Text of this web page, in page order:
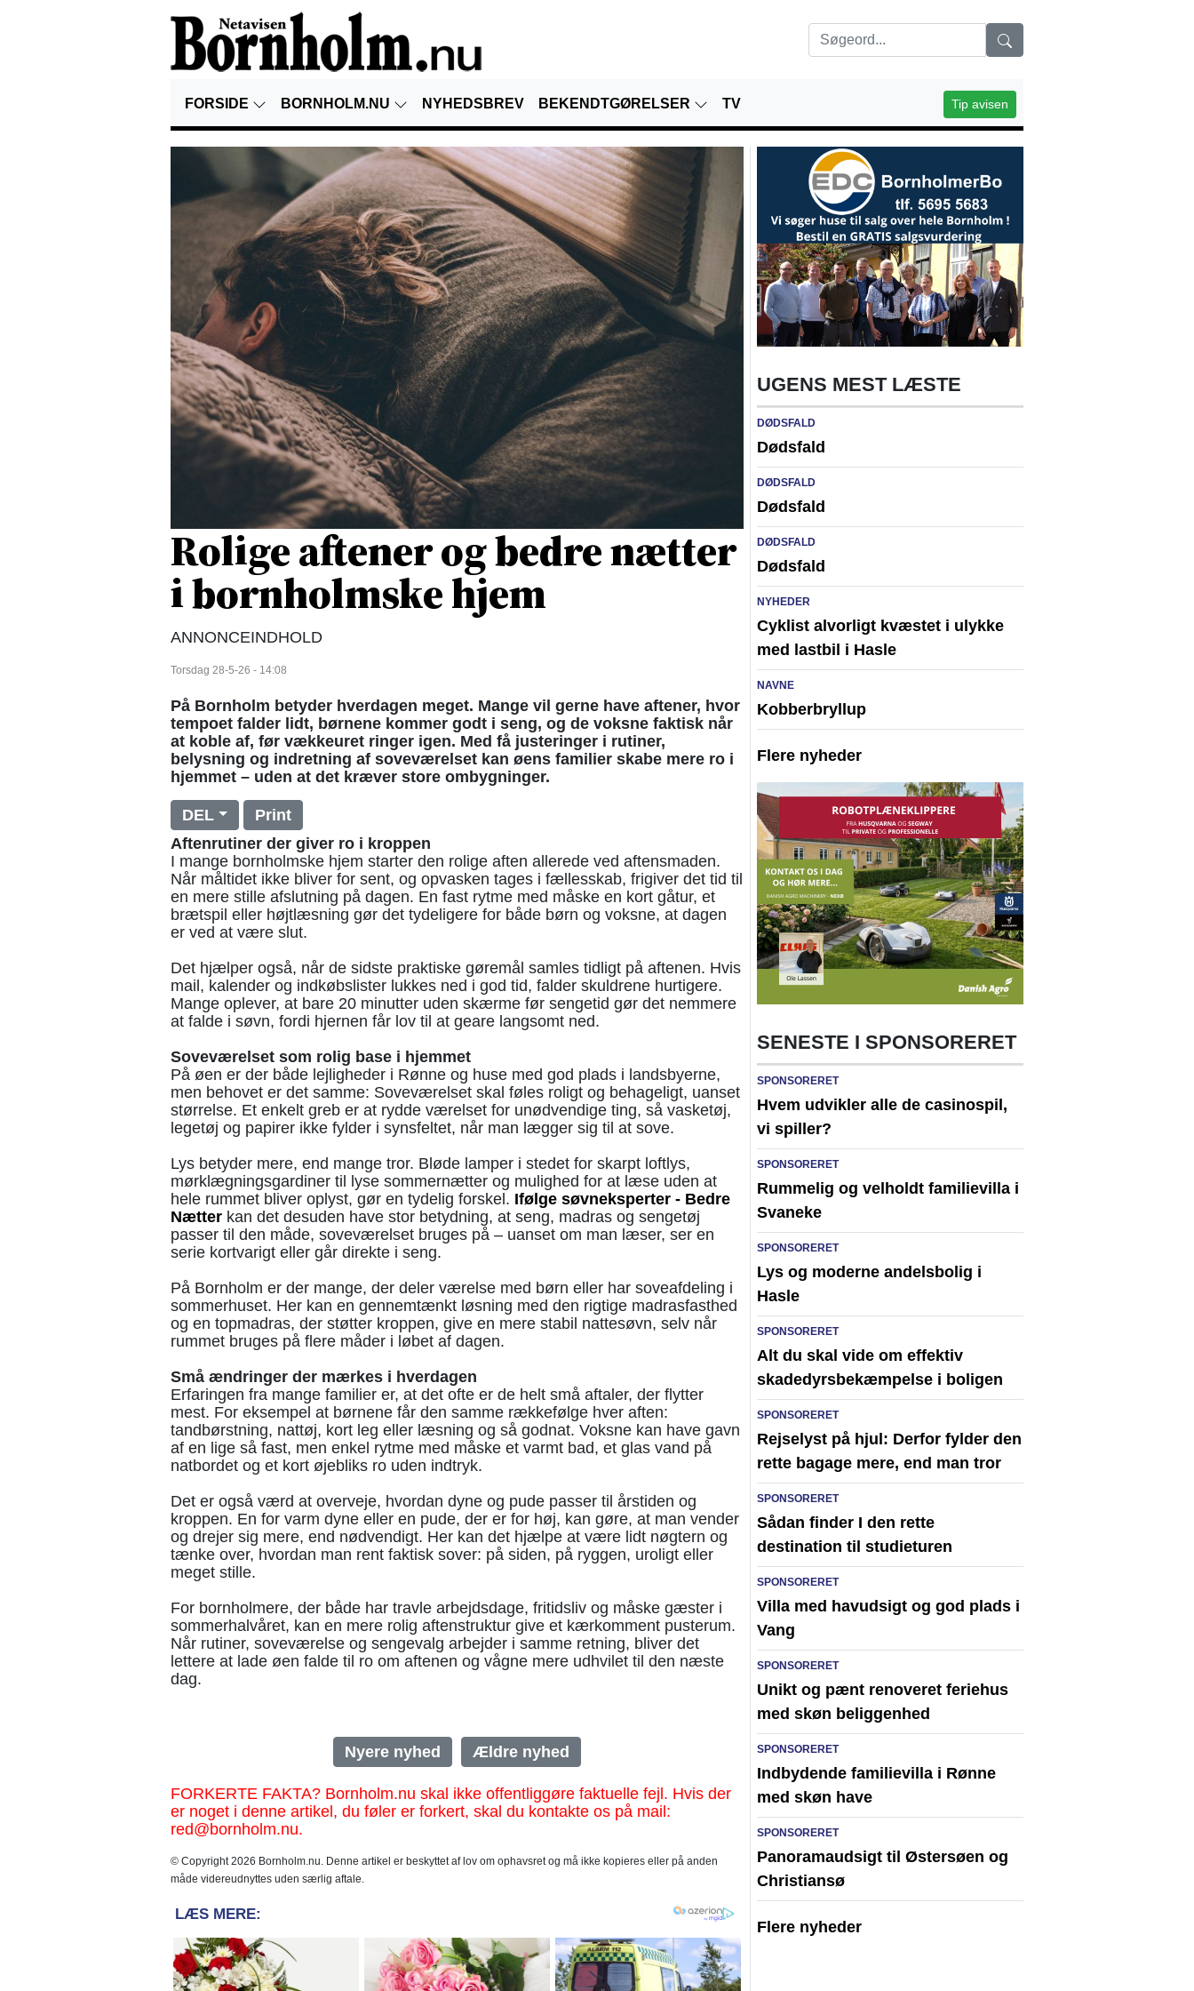
FORSIDE BORNHOLM.NU NYHEDSBREV BEKENDTGØRELSER TV Tip avisen
Rolige aftener og bedre nætter
i bornholmske hjem
ANNONCEINDHOLD
Torsdag 28-5-26 - 14:08
På Bornholm betyder hverdagen meget. Mange vil gerne have aftener, hvor
tempoet falder lidt, børnene kommer godt i seng, og de voksne faktisk når
at koble af, før vækkeuret ringer igen. Med få justeringer i rutiner,
belysning og indretning af soveværelset kan øens familier skabe mere ro i
hjemmet – uden at det kræver store ombygninger.
DEL
Print
Aftenrutiner der giver ro i kroppen
I mange bornholmske hjem starter den rolige aften allerede ved aftensmaden.
Når måltidet ikke bliver for sent, og opvasken tages i fællesskab, frigiver det tid til
en mere stille afslutning på dagen. En fast rytme med måske en kort gåtur, et
brætspil eller højtlæsning gør det tydeligere for både børn og voksne, at dagen
er ved at være slut.
Det hjælper også, når de sidste praktiske gøremål samles tidligt på aftenen. Hvis
mail, kalender og indkøbslister lukkes ned i god tid, falder skuldrene hurtigere.
Mange oplever, at bare 20 minutter uden skærme før sengetid gør det nemmere
at falde i søvn, fordi hjernen får lov til at geare langsomt ned.
Soveværelset som rolig base i hjemmet
På øen er der både lejligheder i Rønne og huse med god plads i landsbyerne,
men behovet er det samme: Soveværelset skal føles roligt og behageligt, uanset
størrelse. Et enkelt greb er at rydde værelset for unødvendige ting, så vasketøj,
legetøj og papirer ikke fylder i synsfeltet, når man lægger sig til at sove.
Lys betyder mere, end mange tror. Bløde lamper i stedet for skarpt loftlys,
mørklægningsgardiner til lyse sommernætter og mulighed for at læse uden at
hele rummet bliver oplyst, gør en tydelig forskel. Ifølge søvneksperter - Bedre
Nætter kan det desuden have stor betydning, at seng, madras og sengetøj
passer til den måde, soveværelset bruges på – uanset om man læser, ser en
serie kortvarigt eller går direkte i seng.
På Bornholm er der mange, der deler værelse med børn eller har soveafdeling i
sommerhuset. Her kan en gennemtænkt løsning med den rigtige madrasfasthed
og en topmadras, der støtter kroppen, give en mere stabil nattesøvn, selv når
rummet bruges på flere måder i løbet af dagen.
Små ændringer der mærkes i hverdagen
Erfaringen fra mange familier er, at det ofte er de helt små aftaler, der flytter
mest. For eksempel at børnene får den samme rækkefølge hver aften:
tandbørstning, nattøj, kort leg eller læsning og så godnat. Voksne kan have gavn
af en lige så fast, men enkel rytme med måske et varmt bad, et glas vand på
natbordet og et kort øjebliks ro uden indtryk.
Det er også værd at overveje, hvordan dyne og pude passer til årstiden og
kroppen. En for varm dyne eller en pude, der er for høj, kan gøre, at man vender
og drejer sig mere, end nødvendigt. Her kan det hjælpe at være lidt nøgtern og
tænke over, hvordan man rent faktisk sover: på siden, på ryggen, uroligt eller
meget stille.
For bornholmere, der både har travle arbejdsdage, fritidsliv og måske gæster i
sommerhalvåret, kan en mere rolig aftenstruktur give et kærkomment pusterum.
Når rutiner, soveværelse og sengevalg arbejder i samme retning, bliver det
lettere at lade øen falde til ro om aftenen og vågne mere udhvilet til den næste
dag.
Nyere nyhed Ældre nyhed
FORKERTE FAKTA? Bornholm.nu skal ikke offentliggøre faktuelle fejl. Hvis der
er noget i denne artikel, du føler er forkert, skal du kontakte os på mail:
red@bornholm.nu.
© Copyright 2026 Bornholm.nu. Denne artikel er beskyttet af lov om ophavsret og må ikke kopieres eller på anden
måde videreudnyttes uden særlig aftale.
UGENS MEST LÆSTE
DØDSFALD
Dødsfald
DØDSFALD
Dødsfald
DØDSFALD
Dødsfald
NYHEDER
Cyklist alvorligt kvæstet i ulykke
med lastbil i Hasle
NAVNE
Kobberbryllup
Flere nyheder
SENESTE I SPONSORERET
SPONSORERET
Hvem udvikler alle de casinospil,
vi spiller?
SPONSORERET
Rummelig og velholdt familievilla i
Svaneke
SPONSORERET
Lys og moderne andelsbolig i
Hasle
SPONSORERET
Alt du skal vide om effektiv
skadedyrsbekæmpelse i boligen
SPONSORERET
Rejselyst på hjul: Derfor fylder den
rette bagage mere, end man tror
SPONSORERET
Sådan finder I den rette
destination til studieturen
SPONSORERET
Villa med havudsigt og god plads i
Vang
SPONSORERET
Unikt og pænt renoveret feriehus
med skøn beliggenhed
SPONSORERET
Indbydende familievilla i Rønne
med skøn have
SPONSORERET
Panoramaudsigt til Østersøen og
Christiansø
Flere nyheder